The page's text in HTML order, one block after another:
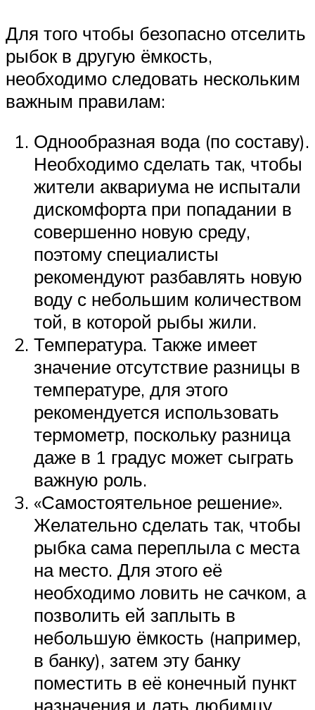
Для того чтобы безопасно отселить
рыбок в другую ёмкость,
необходимо следовать нескольким
важным правилам:
Однообразная вода (по составу).
Необходимо сделать так, чтобы
жители аквариума не испытали
дискомфорта при попадании в
совершенно новую среду,
поэтому специалисты
рекомендуют разбавлять новую
воду с небольшим количеством
той, в которой рыбы жили.
Температура. Также имеет
значение отсутствие разницы в
температуре, для этого
рекомендуется использовать
термометр, поскольку разница
даже в 1 градус может сыграть
важную роль.
«Самостоятельное решение».
Желательно сделать так, чтобы
рыбка сама переплыла с места
на место. Для этого её
необходимо ловить не сачком, а
позволить ей заплыть в
небольшую ёмкость (например,
в банку), затем эту банку
поместить в её конечный пункт
назначения и дать любимцу